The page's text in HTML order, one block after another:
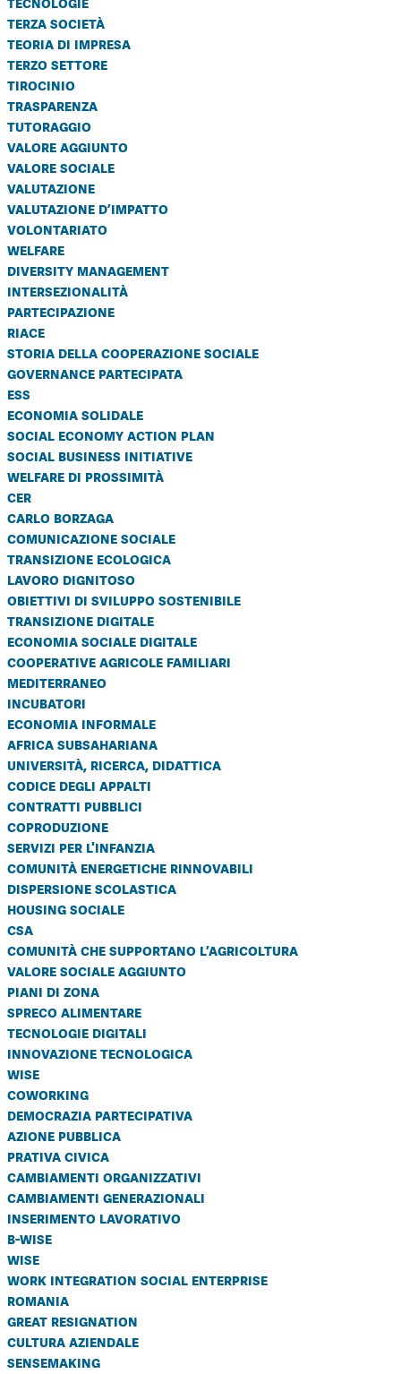
terza società
teoria di impresa
terzo settore
tirocinio
trasparenza
tutoraggio
valore aggiunto
valore sociale
valutazione
valutazione d’impatto
volontariato
welfare
diversity management
intersezionalità
partecipazione
riace
storia della cooperazione sociale
governance partecipata
ess
economia solidale
social economy action plan
social business initiative
welfare di prossimità
cer
carlo borzaga
comunicazione sociale
transizione ecologica
lavoro dignitoso
obiettivi di sviluppo sostenibile
transizione digitale
economia sociale digitale
cooperative agricole familiari
mediterraneo
incubatori
economia informale
africa subsahariana
università, ricerca, didattica
codice degli appalti
contratti pubblici
coproduzione
servizi per l'infanzia
comunità energetiche rinnovabili
dispersione scolastica
housing sociale
csa
comunità che supportano l’agricoltura
valore sociale aggiunto
piani di zona
spreco alimentare
tecnologie digitali
innovazione tecnologica
wise
coworking
democrazia partecipativa
azione pubblica
prativa civica
cambiamenti organizzativi
cambiamenti generazionali
inserimento lavorativo
b-wise
wise
work integration social enterprise
romania
great resignation
cultura aziendale
sensemaking